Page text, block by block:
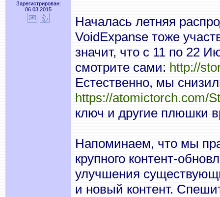
Зарегистрирован:
06.03.2015
Началась летняя
VoidExpanse тоже
значит, что с 11 по 22
смотрите сами: http://
Естественно, мы
https://atomictorch.com/
ключ и другие плюшки
Напоминаем, что мы
крупного контент-
улучшения
и новый контент.